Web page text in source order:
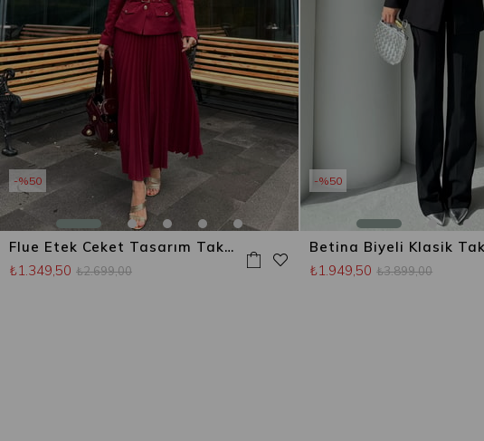
Flue Etek Ceket Tasarım Takım Bordo
₺1.349,50 ₺2.699,00
%50
₺1.949,50 ₺3.899,00
%50